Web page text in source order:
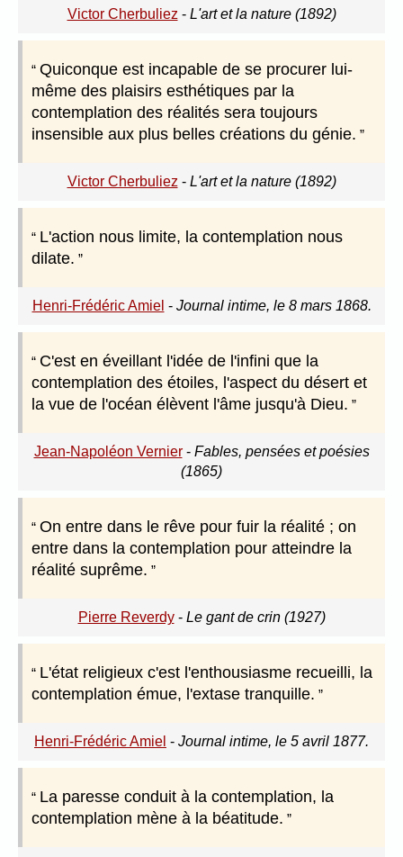
Victor Cherbuliez - L'art et la nature (1892)
Quiconque est incapable de se procurer lui-
même des plaisirs esthétiques par la
contemplation des réalités sera toujours
insensible aux plus belles créations du génie.
Victor Cherbuliez - L'art et la nature (1892)
L'action nous limite, la contemplation nous
dilate.
Henri-Frédéric Amiel - Journal intime, le 8 mars 1868.
C'est en éveillant l'idée de l'infini que la
contemplation des étoiles, l'aspect du désert et
la vue de l'océan élèvent l'âme jusqu'à Dieu.
Jean-Napoléon Vernier- Fables, pensées et poésies
(1865)
On entre dans le rêve pour fuir la réalité ; on
entre dans la contemplation pour atteindre la
réalité suprême.
Pierre Reverdy- Le gant de crin (1927)
L'état religieux c'est l'enthousiasme recueilli, la
contemplation émue, l'extase tranquille.
Henri-Frédéric Amiel - Journal intime, le 5 avril 1877.
La paresse conduit à la contemplation, la
contemplation mène à la béatitude.